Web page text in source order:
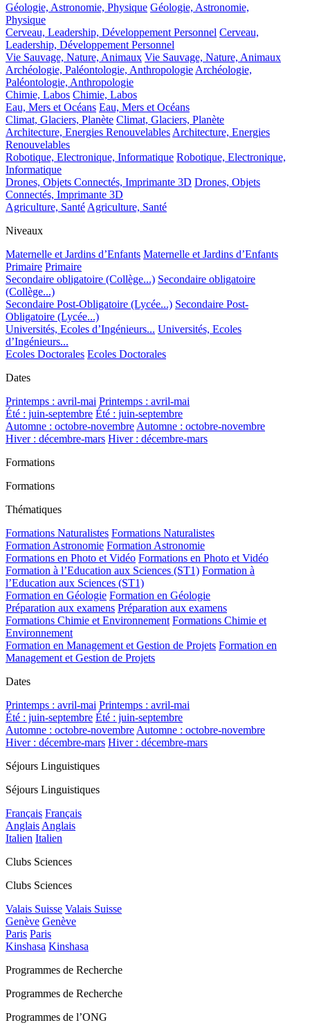
Géologie, Astronomie, Physique Géologie, Astronomie,
Physique
Cerveau, Leadership, Développement Personnel Cerveau,
Leadership, Développement Personnel
Vie Sauvage, Nature, Animaux Vie Sauvage, Nature, Animaux
Archéologie, Paléontologie, Anthropologie Archéologie,
Paléontologie, Anthropologie
Chimie, Labos Chimie, Labos
Eau, Mers et Océans Eau, Mers et Océans
Climat, Glaciers, Planète Climat, Glaciers, Planète
Architecture, Energies Renouvelables Architecture, Energies
Renouvelables
Robotique, Electronique, Informatique Robotique, Electronique,
Informatique
Drones, Objets Connectés, Imprimante 3D Drones, Objets
Connectés, Imprimante 3D
Agriculture, Santé Agriculture, Santé
Niveaux
Maternelle et Jardins d’Enfants Maternelle et Jardins d’Enfants
Primaire Primaire
Secondaire obligatoire (Collège...) Secondaire obligatoire
(Collège...)
Secondaire Post-Obligatoire (Lycée...) Secondaire Post-
Obligatoire (Lycée...)
Universités, Ecoles d’Ingénieurs... Universités, Ecoles
d’Ingénieurs...
Ecoles Doctorales Ecoles Doctorales
Dates
Printemps : avril-mai Printemps : avril-mai
Été : juin-septembre Été : juin-septembre
Automne : octobre-novembre Automne : octobre-novembre
Hiver : décembre-mars Hiver : décembre-mars
Formations
Formations
Thématiques
Formations Naturalistes Formations Naturalistes
Formation Astronomie Formation Astronomie
Formations en Photo et Vidéo Formations en Photo et Vidéo
Formation à l’Education aux Sciences (ST1) Formation à
l’Education aux Sciences (ST1)
Formation en Géologie Formation en Géologie
Préparation aux examens Préparation aux examens
Formations Chimie et Environnement Formations Chimie et
Environnement
Formation en Management et Gestion de Projets Formation en
Management et Gestion de Projets
Dates
Printemps : avril-mai Printemps : avril-mai
Été : juin-septembre Été : juin-septembre
Automne : octobre-novembre Automne : octobre-novembre
Hiver : décembre-mars Hiver : décembre-mars
Séjours Linguistiques
Séjours Linguistiques
Français Français
Anglais Anglais
Italien Italien
Clubs Sciences
Clubs Sciences
Valais Suisse Valais Suisse
Genève Genève
Paris Paris
Kinshasa Kinshasa
Programmes de Recherche
Programmes de Recherche
Programmes de l’ONG